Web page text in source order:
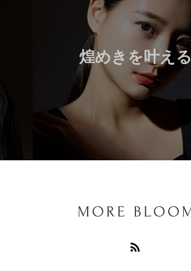
煌めきを叶える